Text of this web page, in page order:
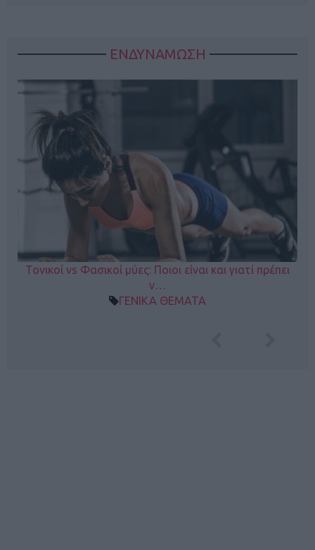
ΕΝΔΥΝΑΜΩΣΗ
Τονικοί vs Φασικοί μύες: Ποιοι είναι και γιατί πρέπει
ν…
ΓΕΝΙΚΑ ΘΕΜΑΤΑ